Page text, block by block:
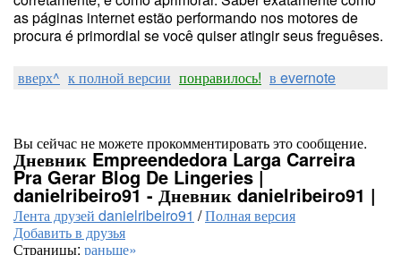
as páginas internet estão performando nos motores de
procura é primordial se você quiser atingir seus freguêses.
вверх^ к полной версии понравилось! в evernote
Вы сейчас не можете прокомментировать это сообщение.
Дневник Empreendedora Larga Carreira
Pra Gerar Blog De Lingeries |
danielribeiro91 - Дневник danielribeiro91 |
Лента друзей danielribeiro91 /Полная версия
Добавить в друзья
Страницы: раньше»